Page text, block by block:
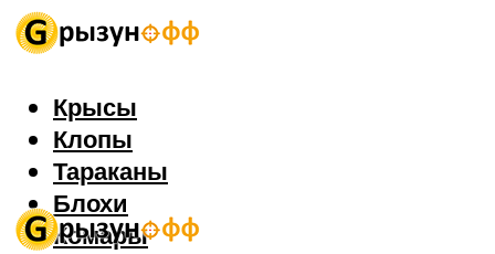
Крысы
Клопы
Тараканы
Блохи
Комары